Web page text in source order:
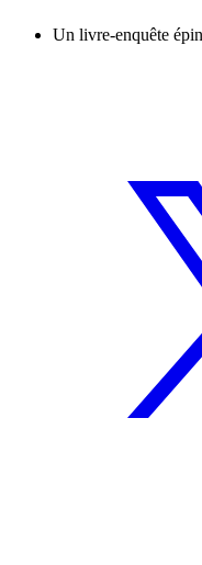
Un livre-enquête